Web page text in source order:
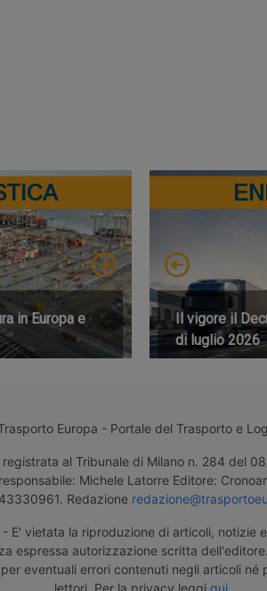
in Europa e
Il vigore il
di luglio 2026
Europa - Portale del Trasporto e
al Tribunale di Milano n. 284 del
Michele Latorre Editore:
Redazione
E' vietata la riproduzione di articoli, notizie
espressa autorizzazione scritta
eventuali errori contenuti negli articoli né
lettori. Per la privacy leggi qui